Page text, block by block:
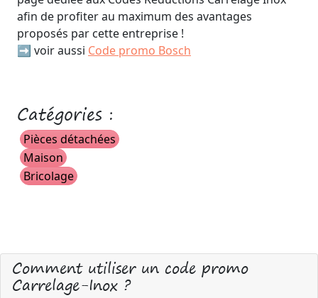
afin de profiter au maximum des avantages
proposés par cette entreprise !
➡️ voir aussi Code promo Bosch
Catégories :
Pièces détachées
Maison
Bricolage
Comment utiliser un code promo
Carrelage-Inox ?